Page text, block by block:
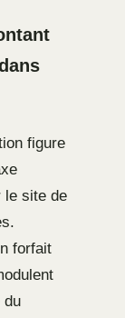
figure
le site de
forfait
du